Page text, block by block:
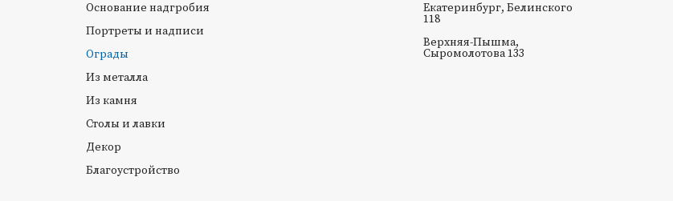
Основание надгробия
Портреты и надписи
Ограды
Из металла
Из камня
Столы и лавки
Декор
Благоустройство
Екатеринбург, Белинского
118
Верхняя-Пышма,
Сыромолотова 133